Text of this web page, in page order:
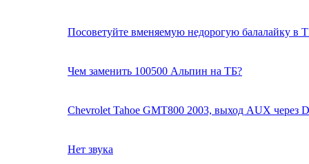
Посоветуйте вменяемую недорогую балалайку в
Чем заменить 100500 Альпин на ТБ?
Chevrolet Tahoe GMT800 2003, выход AUX через
Нет звука